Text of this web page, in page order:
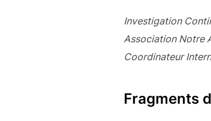
Investigation
Association Notre
Coordinateur
Fragments